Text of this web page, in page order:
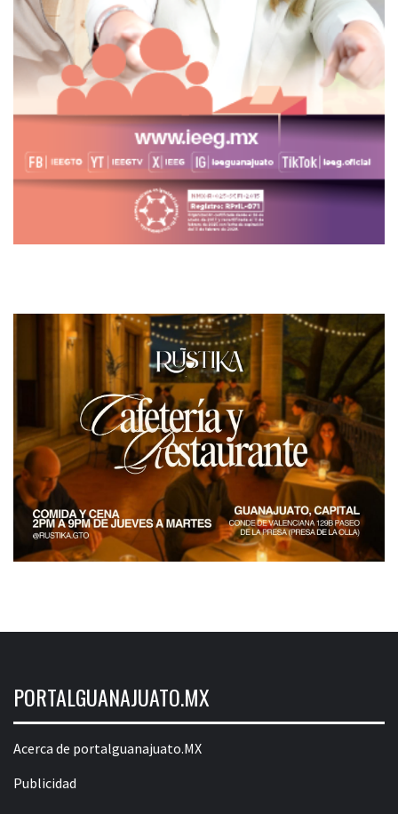
PORTALGUANAJUATO.MX
Acerca de portalguanajuato.MX
Publicidad